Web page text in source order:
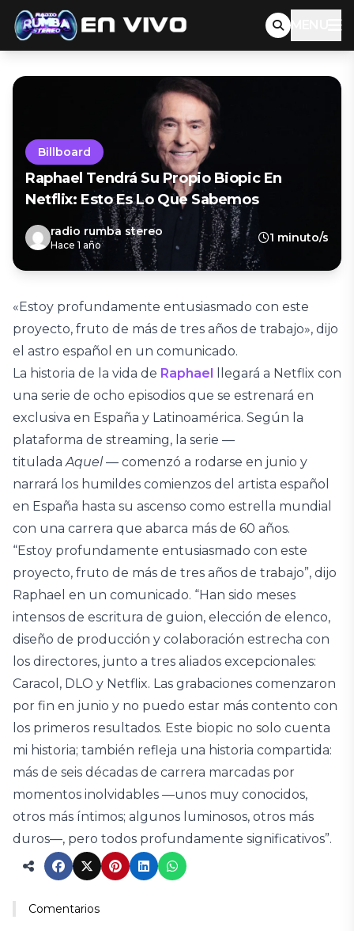
MENU
Billboard
Raphael Tendrá Su Propio Biopic En
Netflix: Esto Es Lo Que Sabemos
radio rumba stereo
Hace 1 año
1 minuto/s
«Estoy profundamente entusiasmado con este
proyecto, fruto de más de tres años de trabajo», dijo
el astro español en un comunicado.
La historia de la vida de Raphael
llegará a Netflix con
una serie de ocho episodios que se estrenará en
exclusiva en España y Latinoamérica. Según la
plataforma de streaming, la serie —
tituladaAquel— comenzó a rodarse en junio y
narrará los humildes comienzos del artista español
en España hasta su ascenso como estrella mundial
con una carrera que abarca más de 60 años.
“Estoy profundamente entusiasmado con este
proyecto, fruto de más de tres años de trabajo”, dijo
Raphael en un comunicado. “Han sido meses
intensos de escritura de guion, elección de elenco,
diseño de producción y colaboración estrecha con
los directores, junto a tres aliados excepcionales:
Caracol, DLO y Netflix. Las grabaciones comenzaron
por fin en junio y no puedo estar más contento con
los primeros resultados. Este biopic no solo cuenta
mi historia; también refleja una historia compartida:
más de seis décadas de carrera marcadas por
momentos inolvidables —unos muy conocidos,
otros más íntimos; algunos luminosos, otros más
duros—, pero todos profundamente significativos”.
Comentarios